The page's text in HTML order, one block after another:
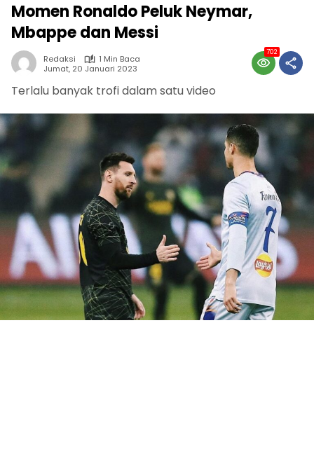
Momen Ronaldo Peluk Neymar,
Mbappe dan Messi
Redaksi
1 Min Baca
Jumat, 20 Januari 2023
702
Terlalu banyak trofi dalam satu video